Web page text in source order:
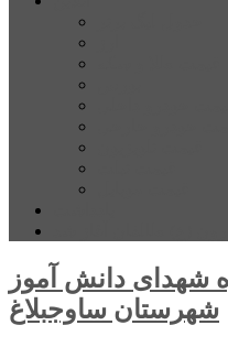
شهدای دانش آموز
شهرستان ساوجبلاغ